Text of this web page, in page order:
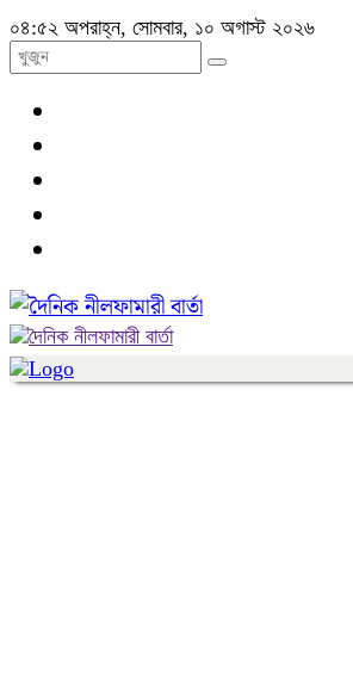
০৪:৫২ অপরাহ্ন, সোমবার, ১০ অগাস্ট ২০২৬